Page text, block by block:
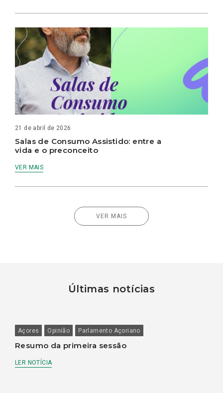
21 de abril de 2026
Salas de Consumo Assistido: entre a
vida e o preconceito
VER MAIS
VER MAIS
Últimas notícias
Açores Opinião Parlamento Açoriano
Resumo da primeira sessão
LER NOTÍCIA